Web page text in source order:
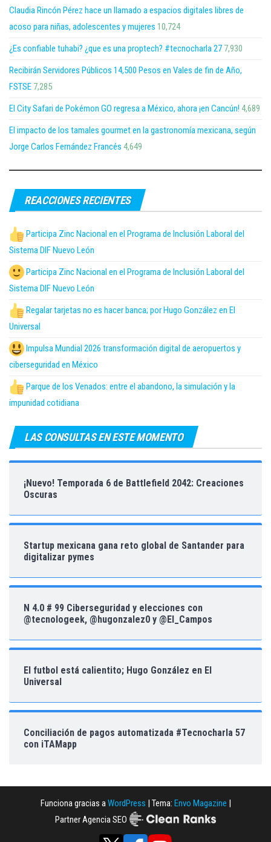
Claudia Rincón Pérez hace un llamado a espacios digitales libres de
acoso para niñas, adolescentes y mujeres 10,724
¿Es confiable tuhabi? ¿que es una proptech? #tecnocharla 27 7,930
Recibirán Servidores Públicos 14,500 Pesos en Vales de fin de Año,
FSTSE 7,285
El City Safari de Pokémon GO regresa a México, ahora ¡en Cancún! 4,689
El impacto de los tamales gourmet en la gastronomía mexicana, según
Jorge Carlos Fernández Francés 4,649
REACCIONES RECIENTES
Participa Zinc Nacional en el Programa de Inclusión Laboral del
Sistema DIF Nuevo León
Participa Zinc Nacional en el Programa de Inclusión Laboral del
Sistema DIF Nuevo León
Regalar tarjetas no es hacer banca; por Hugo González en El
Universal
Impulsa Mundial 2026 transformación digital de aeropuertos y
ciberseguridad en México
Parque de los Venados: entre el abandono, la simulación y la
impunidad cotidiana
LAS CONSULTAS EN ESTE MOMENTO
¡Nuevo! Temporada 6 de Battlefield 2042: Creaciones
Oscuras
Startup mexicana gana reto global de Santander para
digitalizar pymes
N 4.0 # 99 Ciberseguridad y elecciones con
@tecnologeek, @hugonzalez0 y @El_Campos
El futbol está calientito; Hugo González en El
Universal
Conciliación de pagos automatizada #Tecnocharla 57
con iTAMapp
Funciona gracias aWordPress | Tema: Envo Magazine |
Partner Agencia SEO